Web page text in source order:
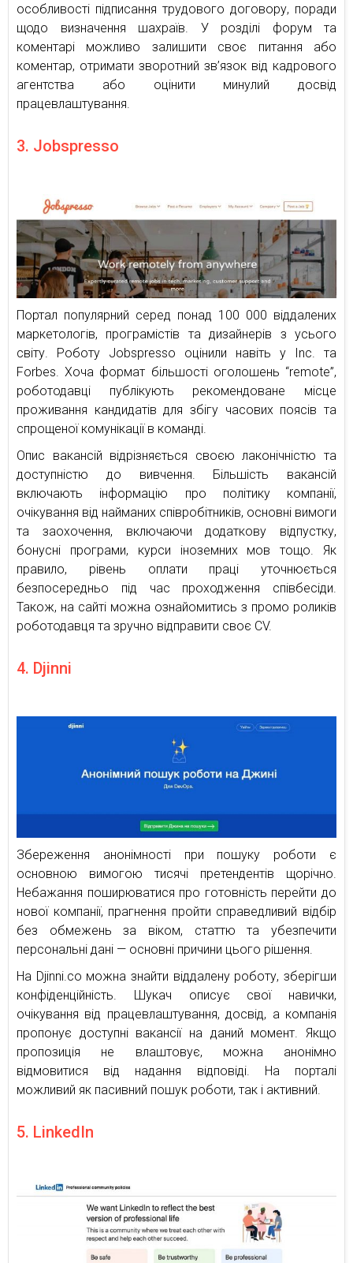
особливості підписання трудового договору, поради
щодо визначення шахраїв. У розділі форум та
коментарі можливо залишити своє питання або
коментар, отримати зворотний зв’язок від кадрового
агентства або оцінити минулий досвід
працевлаштування.
3. Jobspresso
Портал популярний серед понад 100 000 віддалених
маркетологів, програмістів та дизайнерів з усього
світу. Роботу Jobspresso оцінили навіть у Inc. та
Forbes. Хоча формат більшості оголошень “remote”,
роботодавці публікують рекомендоване місце
проживання кандидатів для збігу часових поясів та
спрощеної комунікації в команді.
Опис вакансій відрізняється своєю лаконічністю та
доступністю до вивчення. Більшість вакансій
включають інформацію про політику компанії,
очікування від найманих співробітників, основні вимоги
та заохочення, включаючи додаткову відпустку,
бонусні програми, курси іноземних мов тощо. Як
правило, рівень оплати праці уточнюється
безпосередньо під час проходження співбесіди.
Також, на сайті можна ознайомитись з промо роликів
роботодавця та зручно відправити своє CV.
4. Djinni
Збереження анонімності при пошуку роботи є
основною вимогою тисячі претендентів щорічно.
Небажання поширюватися про готовність перейти до
нової компанії, прагнення пройти справедливий відбір
без обмежень за віком, статтю та убезпечити
персональні дані — основні причини цього рішення.
На Djinni.co можна знайти віддалену роботу, зберігши
конфіденційність. Шукач описує свої навички,
очікування від працевлаштування, досвід, а компанія
пропонує доступні вакансії на даний момент. Якщо
пропозиція не влаштовує, можна анонімно
відмовитися від надання відповіді. На порталі
можливий як пасивний пошук роботи, так і активний.
5. LinkedIn